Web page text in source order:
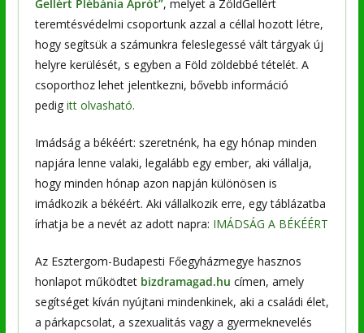
Gellért Plébánia Aprót”, melyet a ZöldGellért
teremtésvédelmi csoportunk azzal a céllal hozott létre,
hogy segítsük a számunkra feleslegessé vált tárgyak új
helyre kerülését, s egyben a Föld zöldebbé tételét. A
csoporthoz lehet jelentkezni, bővebb információ
pedig itt olvasható.
Imádság a békéért: szeretnénk, ha egy hónap minden
napjára lenne valaki, legalább egy ember, aki vállalja,
hogy minden hónap azon napján különösen is
imádkozik a békéért. Aki vállalkozik erre, egy táblázatba
írhatja be a nevét az adott napra: IMÁDSÁG A BÉKÉÉRT
Az Esztergom-Budapesti Főegyházmegye hasznos
honlapot működtet bizdramagad.hu címen, amely
segítséget kíván nyújtani mindenkinek, aki a családi élet,
a párkapcsolat, a szexualitás vagy a gyermeknevelés